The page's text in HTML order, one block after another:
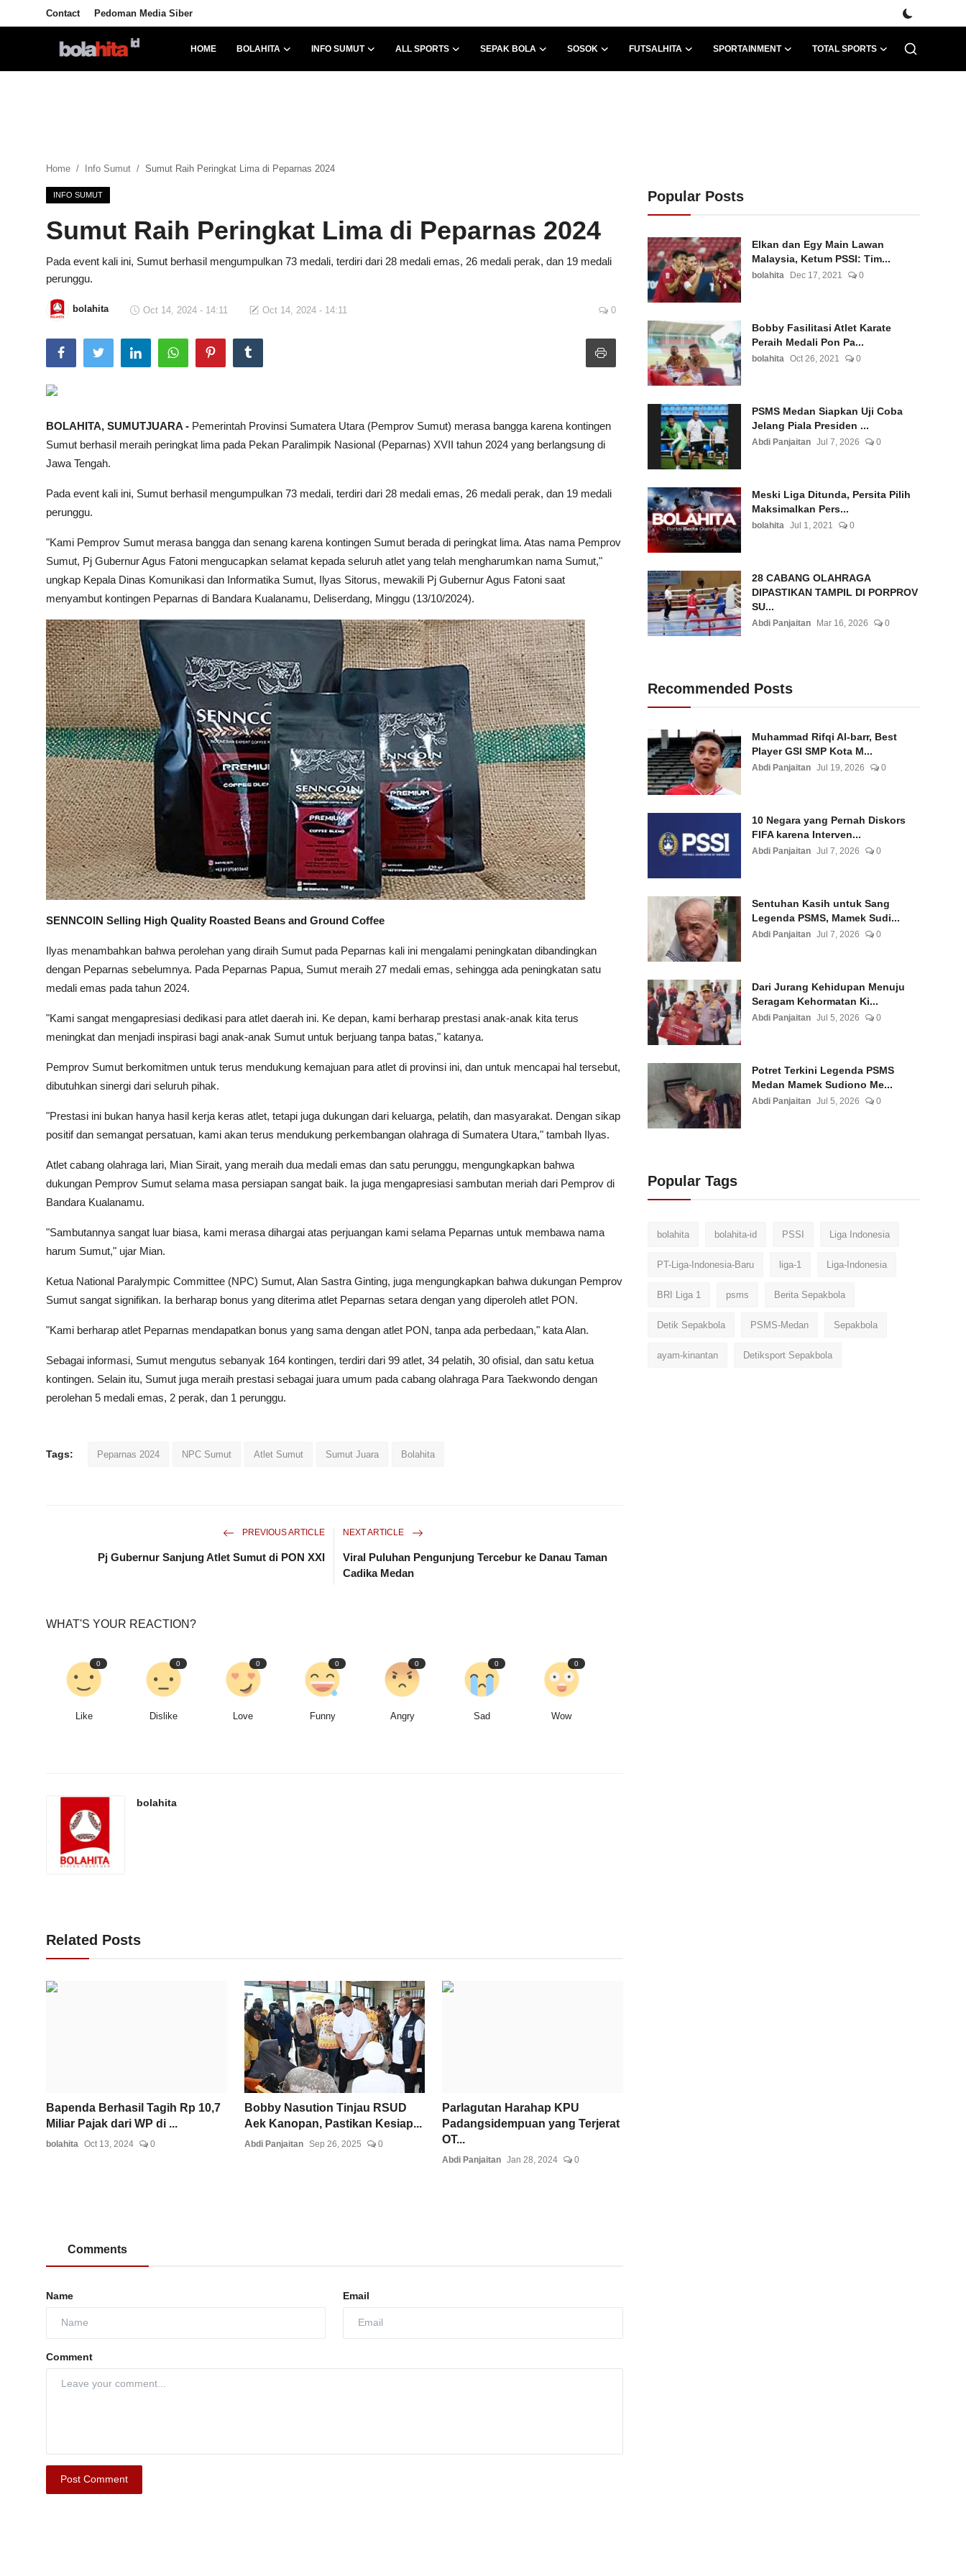
Contact Pedoman Media Siber
HOME BOLAHITA INFO SUMUT ALL SPORTS SEPAK BOLA SOSOK FUTSALHITA SPORTAINMENT TOTAL SPORTS
All Sports
Futsalhita
Sportainment
Total Sports
Home Info Sumut Sumut Raih Peringkat Lima di Peparnas 2024
INFO SUMUT
Sumut Raih Peringkat Lima di Peparnas 2024
Pada event kali ini, Sumut berhasil mengumpulkan 73 medali, terdiri dari 28 medali emas, 26 medali perak, dan 19 medali
perunggu.
bolahita Oct 14, 2024 - 14:11 Oct 14, 2024 - 14:11 0
BOLAHITA, SUMUTJUARA - Pemerintah Provinsi Sumatera Utara (Pemprov Sumut) merasa bangga karena kontingen
Sumut berhasil meraih peringkat lima pada Pekan Paralimpik Nasional (Peparnas) XVII tahun 2024 yang berlangsung di
Jawa Tengah.
Pada event kali ini, Sumut berhasil mengumpulkan 73 medali, terdiri dari 28 medali emas, 26 medali perak, dan 19 medali
perunggu.
"Kami Pemprov Sumut merasa bangga dan senang karena kontingen Sumut berada di peringkat lima. Atas nama Pemprov
Sumut, Pj Gubernur Agus Fatoni mengucapkan selamat kepada seluruh atlet yang telah mengharumkan nama Sumut,"
ungkap Kepala Dinas Komunikasi dan Informatika Sumut, Ilyas Sitorus, mewakili Pj Gubernur Agus Fatoni saat
menyambut kontingen Peparnas di Bandara Kualanamu, Deliserdang, Minggu (13/10/2024).
SENNCOIN Selling High Quality Roasted Beans and Ground Coffee
Ilyas menambahkan bahwa perolehan yang diraih Sumut pada Peparnas kali ini mengalami peningkatan dibandingkan
dengan Peparnas sebelumnya. Pada Peparnas Papua, Sumut meraih 27 medali emas, sehingga ada peningkatan satu
medali emas pada tahun 2024.
"Kami sangat mengapresiasi dedikasi para atlet daerah ini. Ke depan, kami berharap prestasi anak-anak kita terus
meningkat dan menjadi inspirasi bagi anak-anak Sumut untuk berjuang tanpa batas," katanya.
Pemprov Sumut berkomitmen untuk terus mendukung kemajuan para atlet di provinsi ini, dan untuk mencapai hal tersebut,
dibutuhkan sinergi dari seluruh pihak.
"Prestasi ini bukan hanya hasil kerja keras atlet, tetapi juga dukungan dari keluarga, pelatih, dan masyarakat. Dengan sikap
positif dan semangat persatuan, kami akan terus mendukung perkembangan olahraga di Sumatera Utara," tambah Ilyas.
Atlet cabang olahraga lari, Mian Sirait, yang meraih dua medali emas dan satu perunggu, mengungkapkan bahwa
dukungan Pemprov Sumut selama masa persiapan sangat baik. Ia juga mengapresiasi sambutan meriah dari Pemprov di
Bandara Kualanamu.
"Sambutannya sangat luar biasa, kami merasa dihargai atas perjuangan kami selama Peparnas untuk membawa nama
harum Sumut," ujar Mian.
Ketua National Paralympic Committee (NPC) Sumut, Alan Sastra Ginting, juga mengungkapkan bahwa dukungan Pemprov
Sumut sangat signifikan. Ia berharap bonus yang diterima atlet Peparnas setara dengan yang diperoleh atlet PON.
"Kami berharap atlet Peparnas mendapatkan bonus yang sama dengan atlet PON, tanpa ada perbedaan," kata Alan.
Sebagai informasi, Sumut mengutus sebanyak 164 kontingen, terdiri dari 99 atlet, 34 pelatih, 30 ofisial, dan satu ketua
kontingen. Selain itu, Sumut juga meraih prestasi sebagai juara umum pada cabang olahraga Para Taekwondo dengan
perolehan 5 medali emas, 2 perak, dan 1 perunggu.
Tags: Peparnas 2024 NPC Sumut Atlet Sumut Sumut Juara Bolahita
PREVIOUS ARTICLE
Pj Gubernur Sanjung Atlet Sumut di PON XXI
NEXT ARTICLE
Viral Puluhan Pengunjung Tercebur ke Danau Taman
Cadika Medan
WHAT'S YOUR REACTION?
0
Like
0
Dislike
0
Love
0
Funny
0
Angry
0
Sad
0
Wow
bolahita
Related Posts
Bapenda Berhasil Tagih Rp 10,7
Miliar Pajak dari WP di ...
bolahita Oct 13, 2024 0
Bobby Nasution Tinjau RSUD
Aek Kanopan, Pastikan Kesiap...
Abdi Panjaitan Sep 26, 2025 0
Parlagutan Harahap KPU
Padangsidempuan yang Terjerat
OT...
Abdi Panjaitan Jan 28, 2024 0
Comments
Name Email
Comment
Post Comment
Popular Posts
Elkan dan Egy Main Lawan
Malaysia, Ketum PSSI: Tim...
bolahita Dec 17, 2021 0
Bobby Fasilitasi Atlet Karate
Peraih Medali Pon Pa...
bolahita Oct 26, 2021 0
PSMS Medan Siapkan Uji Coba
Jelang Piala Presiden ...
Abdi Panjaitan Jul 7, 2026 0
Meski Liga Ditunda, Persita Pilih
Maksimalkan Pers...
bolahita Jul 1, 2021 0
28 CABANG OLAHRAGA
DIPASTIKAN TAMPIL DI PORPROV
SU...
Abdi Panjaitan Mar 16, 2026 0
Recommended Posts
Muhammad Rifqi Al-barr, Best
Player GSI SMP Kota M...
Abdi Panjaitan Jul 19, 2026 0
10 Negara yang Pernah Diskors
FIFA karena Interven...
Abdi Panjaitan Jul 7, 2026 0
Sentuhan Kasih untuk Sang
Legenda PSMS, Mamek Sudi...
Abdi Panjaitan Jul 7, 2026 0
Dari Jurang Kehidupan Menuju
Seragam Kehormatan Ki...
Abdi Panjaitan Jul 5, 2026 0
Potret Terkini Legenda PSMS
Medan Mamek Sudiono Me...
Abdi Panjaitan Jul 5, 2026 0
Popular Tags
bolahita bolahita-id PSSI Liga Indonesia
PT-Liga-Indonesia-Baru liga-1 Liga-Indonesia
BRI Liga 1 psms Berita Sepakbola
Detik Sepakbola PSMS-Medan Sepakbola
ayam-kinantan Detiksport Sepakbola